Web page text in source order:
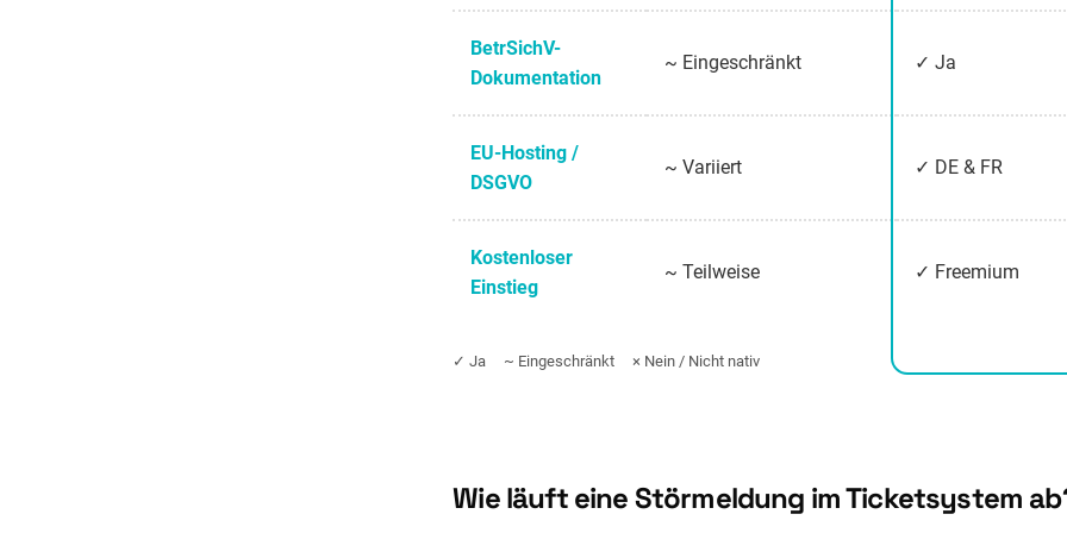
BetrSichV-
Dokumentation
~ Eingeschränkt ✓ Ja
EU-Hosting /
DSGVO
~ Variiert ✓ DE & FR
Kostenloser
Einstieg
~ Teilweise ✓ Freemium
✓ Ja ~ Eingeschränkt × Nein / Nicht nativ
Wie läuft eine Störmeldung im Ticketsystem